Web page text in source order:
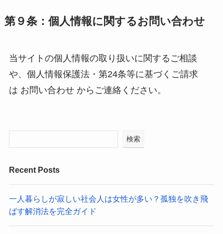
第９条：個人情報に関するお問い合わせ
当サイトの個人情報の取り扱いに関するご相談
や、個人情報保護法・第24条等に基づくご請求
は お問い合わせ からご連絡ください。
検索
Recent Posts
一人暮らしが寂しい社会人は女性が多い？孤独を吹き飛
ばす解消法を完全ガイド